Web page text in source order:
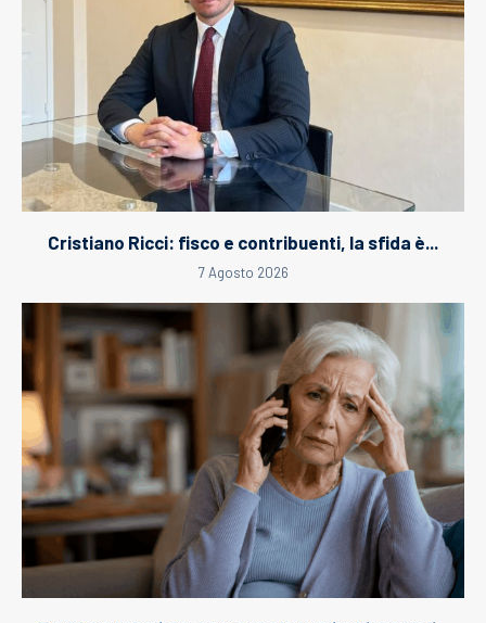
Cristiano Ricci: fisco e contribuenti, la sfida è...
7 Agosto 2026